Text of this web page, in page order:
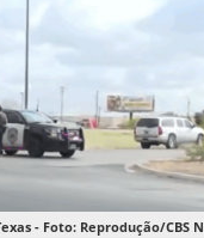
- Foto: Reprodução/CBS